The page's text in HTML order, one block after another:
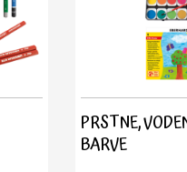
PRSTNE,
BARVE